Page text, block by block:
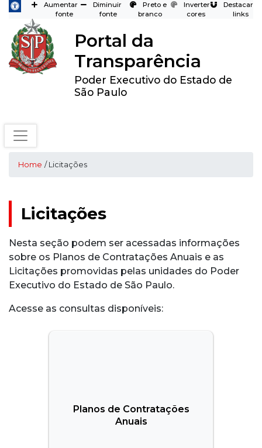
Aumentar
fonte
Diminuir
fonte
Preto e
branco
Inverter
cores
Destacar
links
Portal da
Transparência
Poder Executivo do Estado de
São Paulo
Home / Licitações
Licitações
Nesta seção podem ser acessadas informações
sobre os Planos de Contratações Anuais e as
Licitações promovidas pelas unidades do Poder
Executivo do Estado de São Paulo.
Acesse as consultas disponíveis:
Planos de Contratações
Anuais